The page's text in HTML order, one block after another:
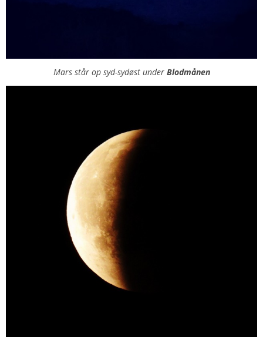
Mars står op syd-sydøst under Blodmånen